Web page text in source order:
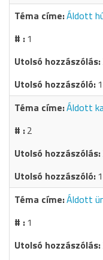
Áldott
1
Áldott
2
Áldott
1